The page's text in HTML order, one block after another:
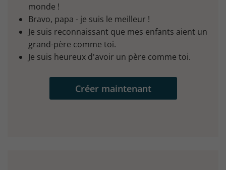
monde !
Bravo, papa - je suis le meilleur !
Je suis reconnaissant que mes enfants aient un
grand-père comme toi.
Je suis heureux d'avoir un père comme toi.
Créer maintenant